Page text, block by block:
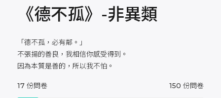
《德不孤》-非異類
「德不孤，必有鄰。」
不張揚的善良，我相信你感受得到。
因為本質是善的，所以我不怕。
17 份問卷 150 份問卷